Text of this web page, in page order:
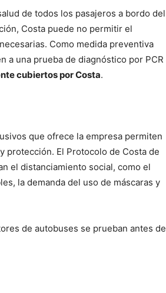
de todos los pasajeros a bordo del
Costa puede no permitir el
Como medida preventiva
a una prueba de diagnóstico por PCR
cubiertos por Costa.
que ofrece la empresa permiten
protección. El Protocolo de Costa de
el distanciamiento social, como el
la demanda del uso de máscaras y
de autobuses se prueban antes de